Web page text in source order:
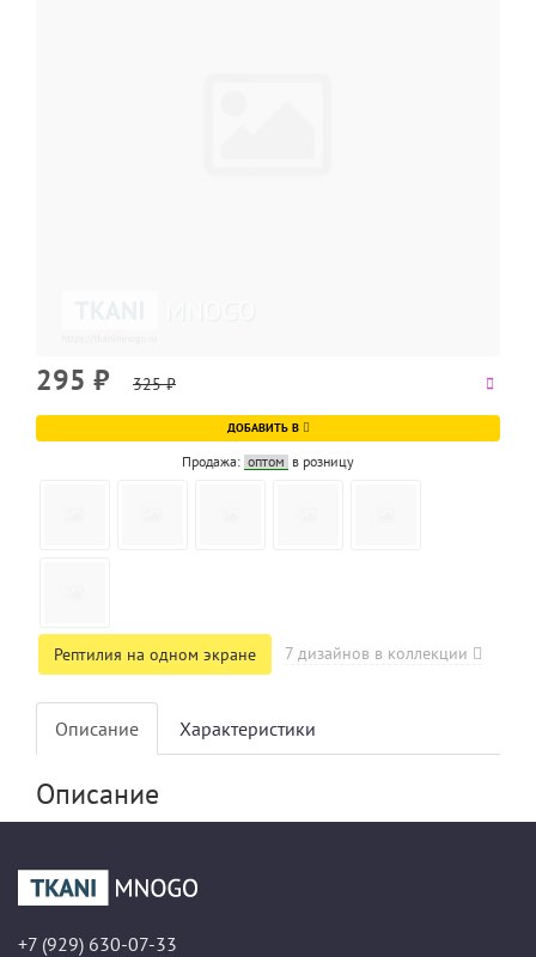
295 ₽ 325₽
ДОБАВИТЬ В
Продажа: оптом в розницу
Рептилия на одном экране 7 дизайнов в коллекции
Описание Характеристики
Описание
+7 (929) 630-07-33